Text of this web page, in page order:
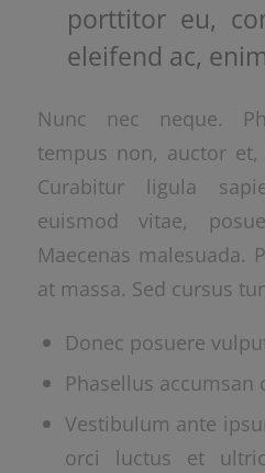
porttitor eu,
eleifend ac,
Nunc nec neque.
tempus non, auctor
Curabitur ligula
euismod vitae,
Maecenas malesuada.
at massa. Sed cursus
Donec posuere
Phasellus accumsan
Vestibulum ante
orci luctus et